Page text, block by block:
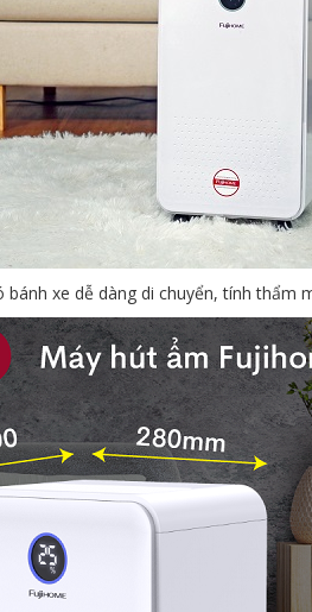
xe dễ dàng di chuyển, tính